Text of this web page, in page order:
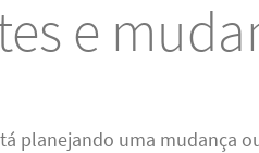
e
planejando uma mudança